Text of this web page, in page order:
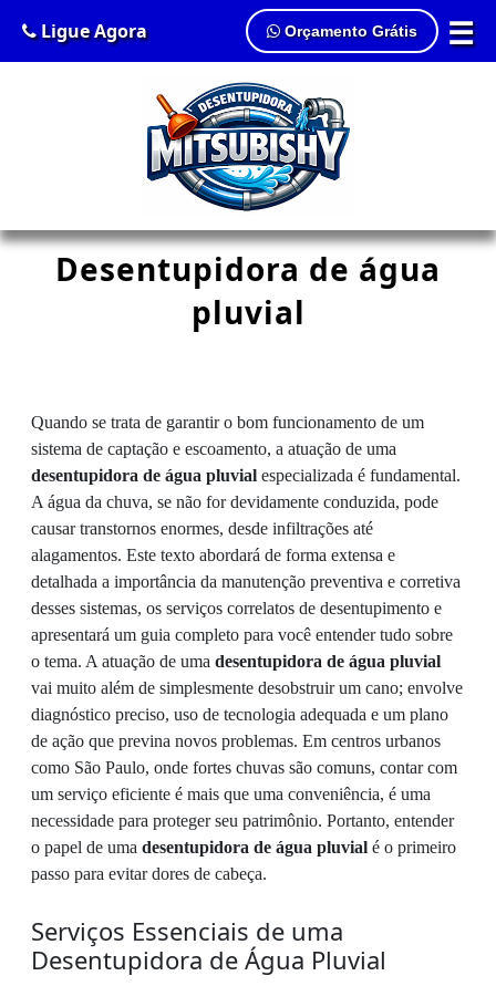
☰
Ligue Agora Orçamento Grátis
Desentupidora de água
pluvial
Quando se trata de garantir o bom funcionamento de um
sistema de captação e escoamento, a atuação de uma
desentupidora de água pluvial especializada é fundamental.
A água da chuva, se não for devidamente conduzida, pode
causar transtornos enormes, desde infiltrações até
alagamentos. Este texto abordará de forma extensa e
detalhada a importância da manutenção preventiva e corretiva
desses sistemas, os serviços correlatos de desentupimento e
apresentará um guia completo para você entender tudo sobre
o tema. A atuação de uma desentupidora de água pluvial
vai muito além de simplesmente desobstruir um cano; envolve
diagnóstico preciso, uso de tecnologia adequada e um plano
de ação que previna novos problemas. Em centros urbanos
como São Paulo, onde fortes chuvas são comuns, contar com
um serviço eficiente é mais que uma conveniência, é uma
necessidade para proteger seu patrimônio. Portanto, entender
o papel de uma desentupidora de água pluvial é o primeiro
passo para evitar dores de cabeça.
Serviços Essenciais de uma
Desentupidora de Água Pluvial